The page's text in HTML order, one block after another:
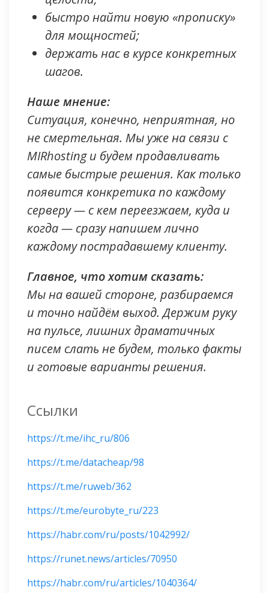
быстро найти новую «прописку»
для мощностей;
держать нас в курсе конкретных
шагов.
Наше мнение:
Ситуация, конечно, неприятная, но
не смертельная. Мы уже на связи с
MIRhosting и будем продавливать
самые быстрые решения. Как только
появится конкретика по каждому
серверу — с кем переезжаем, куда и
когда — сразу напишем лично
каждому пострадавшему клиенту.
Главное, что хотим сказать:
Мы на вашей стороне, разбираемся
и точно найдём выход. Держим руку
на пульсе, лишних драматичных
писем слать не будем, только факты
и готовые варианты решения.
Ссылки
https://t.me/ihc_ru/806
https://t.me/datacheap/98
https://t.me/ruweb/362
https://t.me/eurobyte_ru/223
https://habr.com/ru/posts/1042992/
https://runet.news/articles/70950
https://habr.com/ru/articles/1040364/